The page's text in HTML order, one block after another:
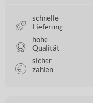
schnelle
Lieferung
hohe
Qualität
sicher
zahlen